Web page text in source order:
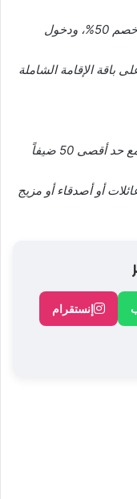
· الأطفال من 6 إلى 12 عاماً يحصلون على خصم 50%، ودخول
باقة الإقامة الشاملة
· الحجز المسبق إلزامي للزوار الخارجيين، مع حد أقصى 50 ضيفاً
أو أصدقاء أو مزيج
إنستقرام